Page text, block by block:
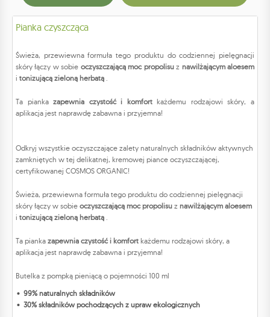
Pianka czyszcząca
Świeża, przewiewna formuła tego produktu do codziennej pielęgnacji
skóry łączy w sobie oczyszczającą moc propolisuz nawilżającym aloesem
i tonizującą zieloną herbatą
Ta piankazapewnia czystość i komfortkażdemu rodzajowi skóry, a
aplikacja jest naprawdę zabawna i przyjemna!
Odkryj wszystkie oczyszczające zalety naturalnych składników aktywnych
zamkniętych w tej delikatnej, kremowej piance oczyszczającej,
certyfikowanej COSMOS ORGANIC!
Świeża, przewiewna formuła tego produktu do codziennej pielęgnacji
skóry łączy w sobie oczyszczającą moc propolisu z nawilżającym aloesem
i tonizującą zieloną herbatą
Ta pianka zapewnia czystość i komfort każdemu rodzajowi skóry, a
aplikacja jest naprawdę zabawna i przyjemna!
Butelka z pompką pieniącą o pojemności 100 ml
99% naturalnych składników
30% składników pochodzących z upraw ekologicznych